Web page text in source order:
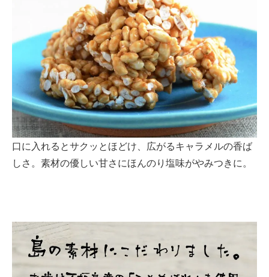
口に入れるとサクッとほどけ、広がるキャラメルの香ば
しさ。素材の優しい甘さにほんのり塩味がやみつきに。